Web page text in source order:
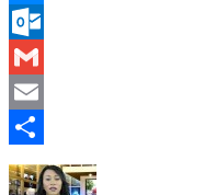
Messenger
Outlook.com
Gmail
Email
Compartir